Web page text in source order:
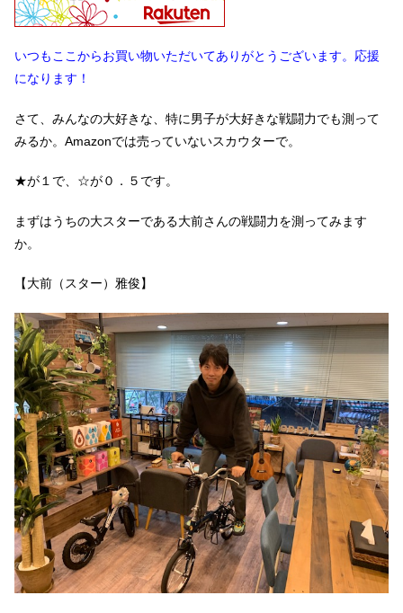
いつもここからお買い物いただいてありがとうございます。応援
になります！
さて、みんなの大好きな、特に男子が大好きな戦闘力でも測って
みるか。Amazonでは売っていないスカウターで。
★が１で、☆が０．５です。
まずはうちの大スターである大前さんの戦闘力を測ってみます
か。
【大前（スター）雅俊】